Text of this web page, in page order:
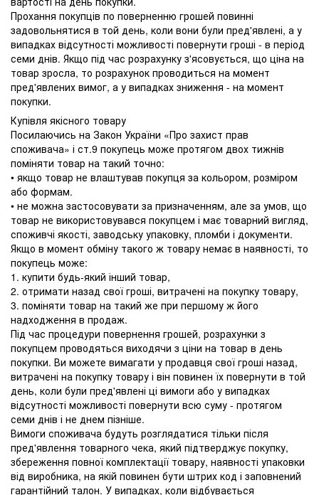
Прохання покупців по поверненню грошей повинні
задовольнятися в той день, коли вони були пред'явлені, а у
випадках відсутності можливості повернути гроші - в період
семи днів. Якщо під час розрахунку з'ясовується, що ціна на
товар зросла, то розрахунок проводиться на момент
пред'явлених вимог, а у випадках зниження - на момент
покупки.
Купівля якісного товару
Посилаючись на Закон України «Про захист прав
споживача» і ст.9 покупець може протягом двох тижнів
поміняти товар на такий точно:
• якщо товар не влаштував покупця за кольором, розміром
або формам.
• не можна застосовувати за призначенням, але за умов, що
товар не використовувався покупцем і має товарний вигляд,
споживчі якості, заводську упаковку, пломби і документи.
Якщо в момент обміну такого ж товару немає в наявності, то
покупець може:
1. купити будь-який інший товар,
2. отримати назад свої гроші, витрачені на покупку товару,
3. поміняти товар на такий же при першому ж його
надходження в продаж.
Під час процедури повернення грошей, розрахунки з
покупцем проводяться виходячи з ціни на товар в день
покупки. Ви можете вимагати у продавця свої гроші назад,
витрачені на покупку товару і він повинен їх повернути в той
день, коли були пред'явлені ці вимоги або у випадках
відсутності можливості повернути всю суму - протягом
семи днів і не днем ​​пізніше.
Вимоги споживача будуть розглядатися тільки після
пред'явлення товарного чека, який підтверджує покупку,
збереження повної комплектації товару, наявності упаковки
від виробника, на якій повинен бути штрих код і заповнений
гарантійний талон. У випадках, коли відбувається